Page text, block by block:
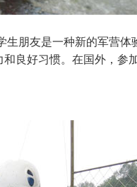
朋友是一种新的军营
良好习惯。在国外，参